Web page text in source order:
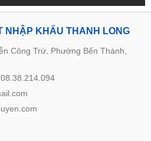
NHẬP KHẨU THANH LONG
Công Trứ, Phường Bến Thành,
08.38.214.094